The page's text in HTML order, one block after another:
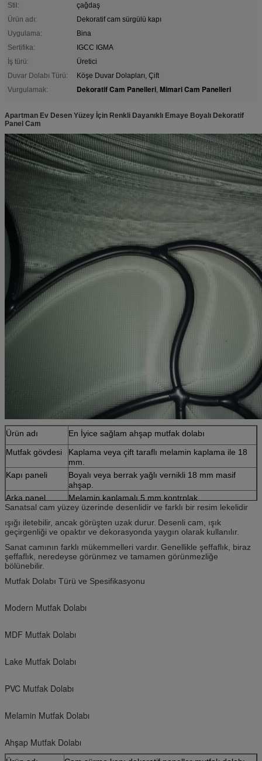
Stil:
çağdaş
Ürün adı:
Dekoratif cam sürgülü kapı
Uygulama:
Bina
Sertifika:
IGCC IGMA
İş türü:
Üretici
Duvar Dolabı Türü:
Köşe Duvar Dolapları, Çift
Vurgulamak:
Dekoratif Cam Panelleri, Mimari Cam Panelleri
Apartman Ev Desen Yüzey İçin Renkli Dayanıklı Emaye Boyalı Dekoratif
Panel Cam
Ürün adı
En İyice sağlam ahşap mutfak dolabı
Mutfak gövdesi
Kaplama veya çift taraflı melamin kaplama ile 18
mm.
Kapı paneli
Boyalı veya berrak yağlı vernikli 18 mm masif
ahşap.
Arka panel
Melamin kaplamalı 5 mm kontrplak.
Tezgah
40 mm kuvars veya vairous kenar seçenekleri ile
granit taş.
Mutfak
donanımı
yumuşak yakın menteşeler, çekmece sürgüsü,
askı
Mutfak
aksesuarları
Lavabo, musluk, çöp kutusu, sepet, tembel
Sanatsal cam yüzey üzerinde desenlidir ve farklı bir resim lekelidir
ışığı iletebilir, ancak görüşten uzak durur. Desenli cam, ışık
geçirgenliği ve opaktır ve dekorasyonda yaygın olarak kullanılır.
Sanat camının farklı mükemmelleri vardır. Genellikle şeffaflık, biraz
şeffaflık, neredeyse görünmez ve tamamen görünmezliğe
bölünebilir.
Mutfak Dolabı Türü ve Spesifikasyonu
Modern Mutfak Dolabı
MDF Mutfak Dolabı
Lake Mutfak Dolabı
PVC Mutfak Dolabı
Melamin Mutfak Dolabı
Ahşap Mutfak Dolabı